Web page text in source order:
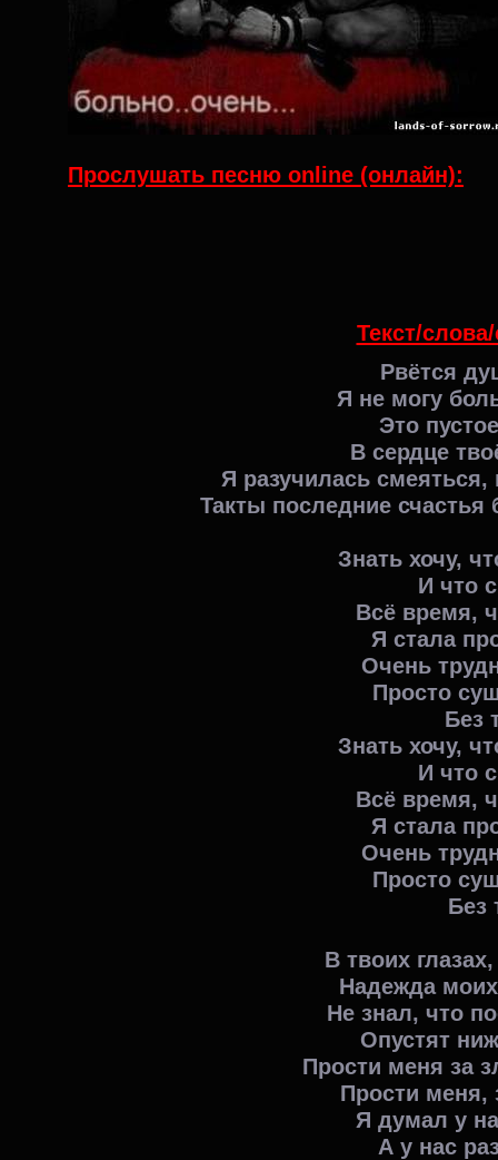
Прослушать песню online (онлайн):
Текст/
Рвётся
Я не могу
Это
В сердце
Я разучилась
Такты последние
Знать хочу,
И что
Всё время,
Я стала
Очень
Просто
Без
Знать хочу,
И что
Всё время,
Я стала
Очень
Просто
Без
В твоих
Надежда моих
Не знал, что
Опустят
Прости меня за
Прости меня,
Я думал у
А у нас